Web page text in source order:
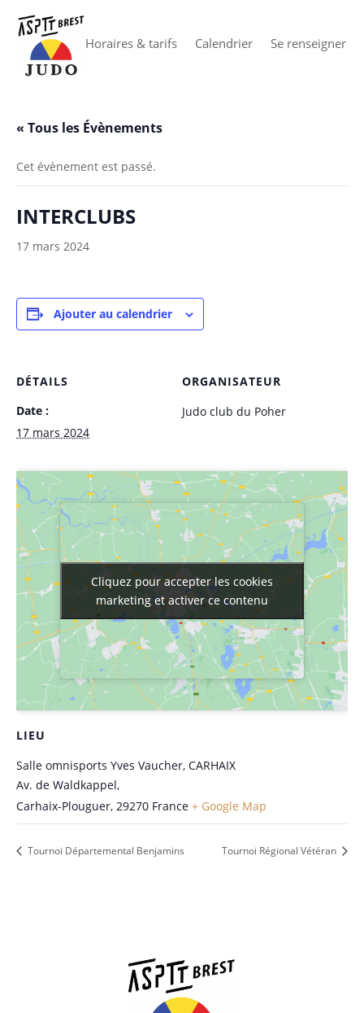
Horaires & tarifs Calendrier Se renseigner
« Tous les Évènements
Cet évènement est passé.
INTERCLUBS
17 mars 2024
Ajouter au calendrier
DÉTAILS
Date :
17 mars 2024
ORGANISATEUR
Judo club du Poher
LIEU
Salle omnisports Yves Vaucher, CARHAIX
Av. de Waldkappel,
Carhaix-Plouguer, 29270 France + Google Map
Cliquez pour accepter les cookies
marketing et activer ce contenu
Cliquez pour accepter les cookies
marketing et activer ce contenu
Tournoi Départemental Benjamins Tournoi Régional Vétéran